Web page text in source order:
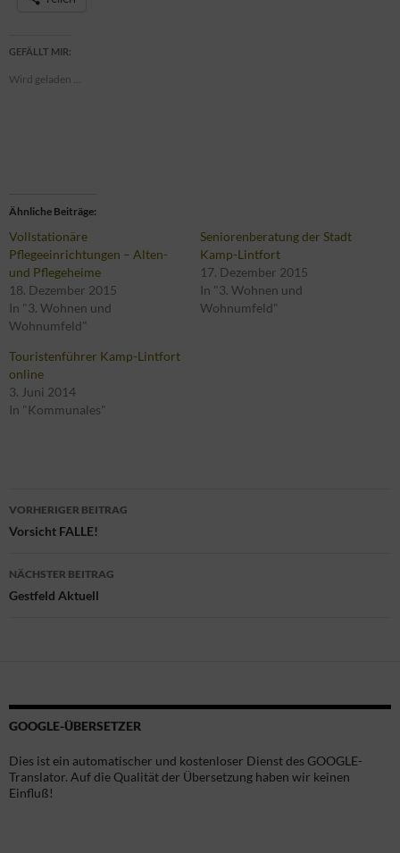
GEFÄLLT MIR:
Wird geladen …
Ähnliche Beiträge
Vollstationäre
Pflegeeinrichtungen – Alten-
und Pflegeheime
18. Dezember 2015
In "3. Wohnen und
Wohnumfeld"
Seniorenberatung der Stadt
Kamp-Lintfort
17. Dezember 2015
In "3. Wohnen und
Wohnumfeld"
Touristenführer Kamp-Lintfort
online
3. Juni 2014
In "Kommunales"
Beitragsnavigation
VORHERIGER BEITRAG
Vorsicht FALLE!
NÄCHSTER BEITRAG
Gestfeld Aktuell
GOOGLE-ÜBERSETZER
Dies ist ein automatischer und kostenloser Dienst des GOOGLE-
Translator. Auf die Qualität der Übersetzung haben wir keinen
Einfluß!